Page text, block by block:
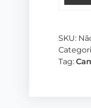
SKU:
Tag: